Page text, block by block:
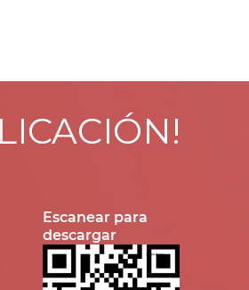
Escanear para
descargar